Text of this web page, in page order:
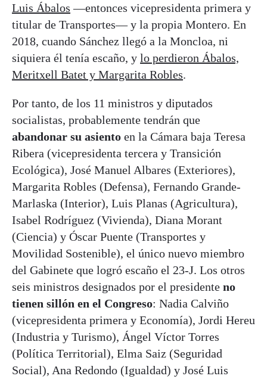
Luis Ábalos —entonces vicepresidenta primera y
titular de Transportes— y la propia Montero. En
2018, cuando Sánchez llegó a la Moncloa, ni
siquiera él tenía escaño, y lo perdieron Ábalos,
Meritxell Batet y Margarita Robles.
Por tanto, de los 11 ministros y diputados
socialistas, probablemente tendrán que
abandonar su asiento en la Cámara baja Teresa
Ribera (vicepresidenta tercera y Transición
Ecológica), José Manuel Albares (Exteriores),
Margarita Robles (Defensa), Fernando Grande-
Marlaska (Interior), Luis Planas (Agricultura),
Isabel Rodríguez (Vivienda), Diana Morant
(Ciencia) y Óscar Puente (Transportes y
Movilidad Sostenible), el único nuevo miembro
del Gabinete que logró escaño el 23-J. Los otros
seis ministros designados por el presidente no
tienen sillón en el Congreso: Nadia Calviño
(vicepresidenta primera y Economía), Jordi Hereu
(Industria y Turismo), Ángel Víctor Torres
(Política Territorial), Elma Saiz (Seguridad
Social), Ana Redondo (Igualdad) y José Luis